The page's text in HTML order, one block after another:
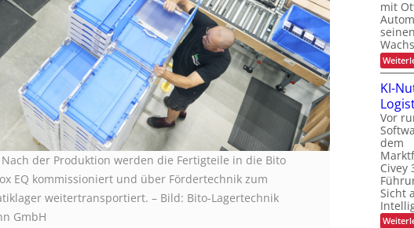
der Produktion werden die Fertigteile in die Bito
EQ kommissioniert und über Fördertechnik zum
weitertransportiert. – Bild: Bito-Lagertechnik
GmbH
mit
KI-
Vor
dem
Civey
Sicht